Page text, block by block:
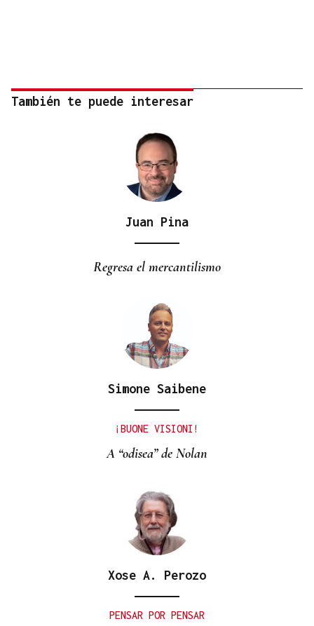
También te puede interesar
Juan Pina
Regresa el mercantilismo
Simone Saibene
¡BUONE VISIONI!
A “odisea” de Nolan
Xose A. Perozo
PENSAR POR PENSAR